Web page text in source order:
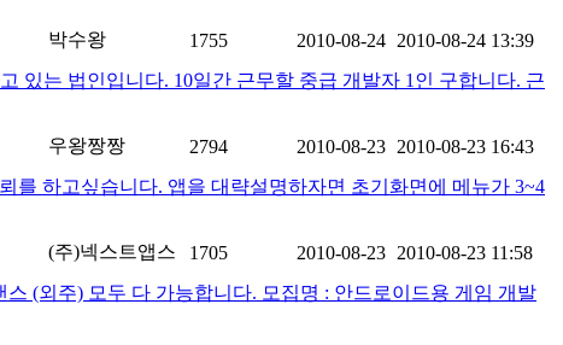
박수왕 1755 2010-08-24 2010-08-24 13:39
있는 법인입니다. 10일간 근무할 중급 개발자 1인 구합니다. 근
우왕짱짱 2794 2010-08-23 2010-08-23 16:43
를 하고싶습니다. 앱을 대략설명하자면 초기화면에 메뉴가 3~4
(주)넥스트앱스 1705 2010-08-23 2010-08-23 11:58
(외주) 모두 다 가능합니다. 모집명 : 안드로이드용 게임 개발